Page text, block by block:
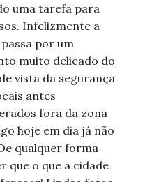
uma tarefa para
Infelizmente a
por um
muito delicado do
vista da segurança
antes
fora da zona
hoje em dia já não
qualquer forma
que o que a cidade